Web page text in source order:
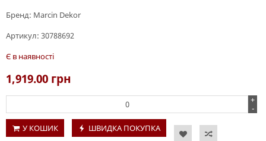
Бренд: Marcin Dekor
Артикул: 30788692
Є в наявності
1,919.00 грн
+
-
У КОШИК
ШВИДКА ПОКУПКА